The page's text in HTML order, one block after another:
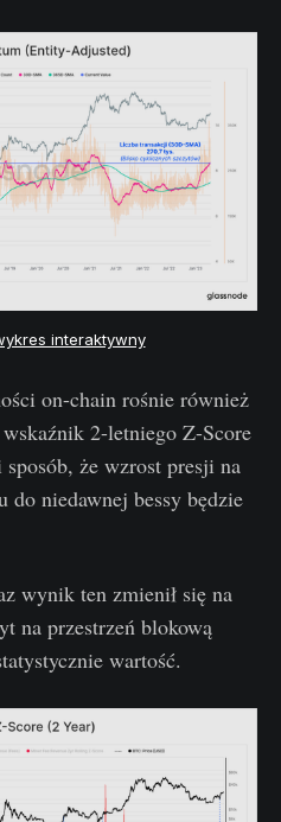
interaktywny
on-chain rośnie również
2-letniego Z-Score
że wzrost presji na
do niedawnej bessy będzie
wynik ten zmienił się na
na przestrzeń blokową
wartość.